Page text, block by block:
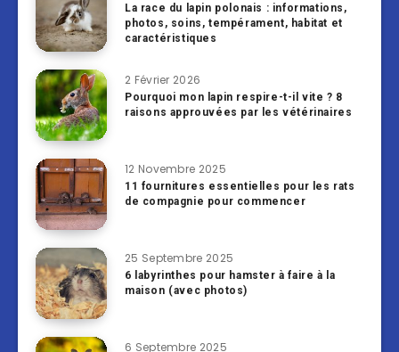
La race du lapin polonais : informations,
photos, soins, tempérament, habitat et
caractéristiques
2 Février 2026
Pourquoi mon lapin respire-t-il vite ? 8
raisons approuvées par les vétérinaires
12 Novembre 2025
11 fournitures essentielles pour les rats
de compagnie pour commencer
25 Septembre 2025
6 labyrinthes pour hamster à faire à la
maison (avec photos)
6 Septembre 2025